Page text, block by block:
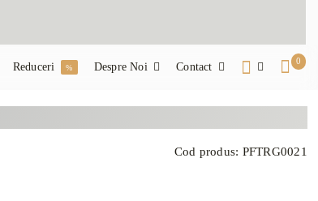
Reduceri % Despre Noi Contact 0
Cod produs: PFTRG0021